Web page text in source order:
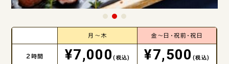
月～木 金～日・祝前・祝日
2時間 ¥7,000(税込) ¥7,500 (税込)